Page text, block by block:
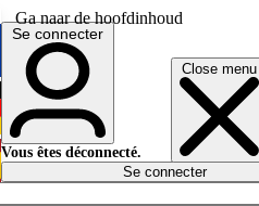
Ga naar de hoofdinhoud
Close menu
English
Deutsch
Español
Se connecter
Vous êtes déconnecté.
Se connecter